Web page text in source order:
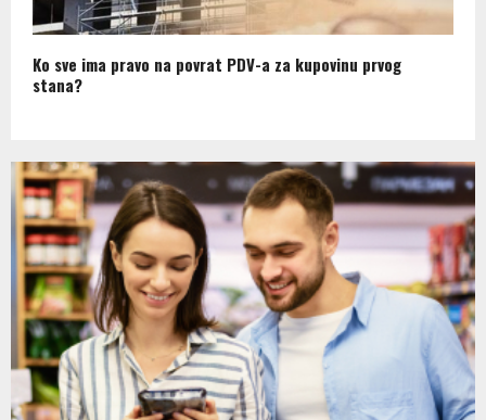
Ko sve ima pravo na povrat PDV-a za kupovinu prvog
stana?